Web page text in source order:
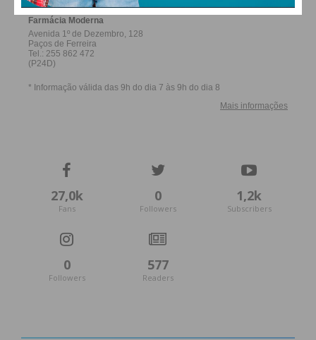
27,0k
Fans
0
Followers
1,2k
Subscribers
0
Followers
577
Readers